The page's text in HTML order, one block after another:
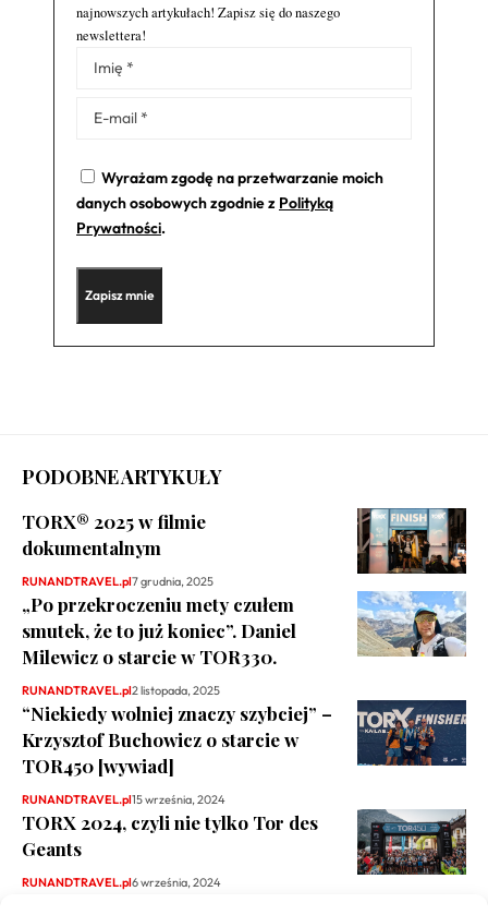
najnowszych artykułach! Zapisz się do naszego
newslettera!
Wyrażam zgodę na przetwarzanie moich
danych osobowych zgodnie z Polityką
Prywatności.
Alternative:
PODOBNE ARTYKUŁY
TORX® 2025 w filmie
dokumentalnym
RUNANDTRAVEL.pl7 grudnia, 2025
„Po przekroczeniu mety czułem
smutek, że to już koniec”. Daniel
Milewicz o starcie w TOR330.
RUNANDTRAVEL.pl2 listopada, 2025
“Niekiedy wolniej znaczy szybciej” –
Krzysztof Buchowicz o starcie w
TOR450 [wywiad]
RUNANDTRAVEL.pl15 września, 2024
TORX 2024, czyli nie tylko Tor des
Geants
RUNANDTRAVEL.pl6 września, 2024